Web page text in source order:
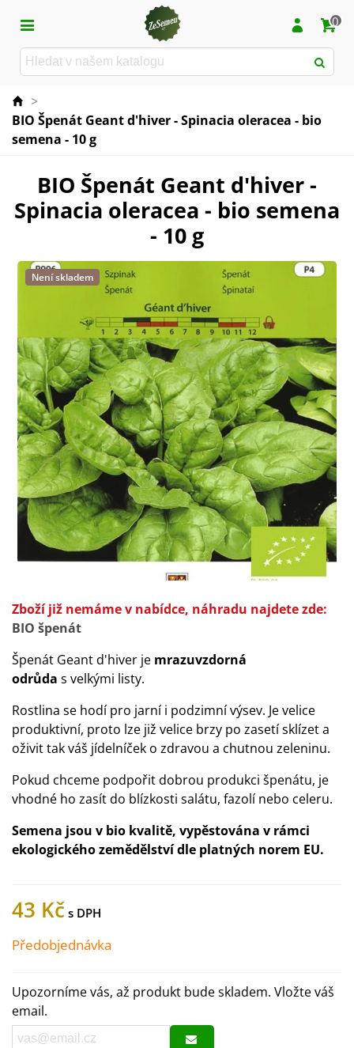
0
>
BIO Špenát Geant d'hiver - Spinacia oleracea - bio
semena - 10 g
BIO Špenát Geant d'hiver -
Spinacia oleracea - bio semena
- 10 g
Není skladem
Zboží již nemáme v nabídce, náhradu najdete zde:
BIO špenát
Špenát Geant d'hiver je mrazuvzdorná
odrůda s velkými listy.
Rostlina se hodí pro jarní i podzimní výsev. Je velice
produktivní, proto lze již velice brzy po zasetí sklízet a
oživit tak váš jídelníček o zdravou a chutnou zeleninu.
Pokud chceme podpořit dobrou produkci špenátu, je
vhodné ho zasít do blízkosti salátu, fazolí nebo celeru.
Semena jsou v bio kvalitě, vypěstována v rámci
ekologického zemědělství dle platných norem EU.
43 Kč
Předobjednávka
Upozorníme vás, až produkt bude skladem. Vložte váš
email.